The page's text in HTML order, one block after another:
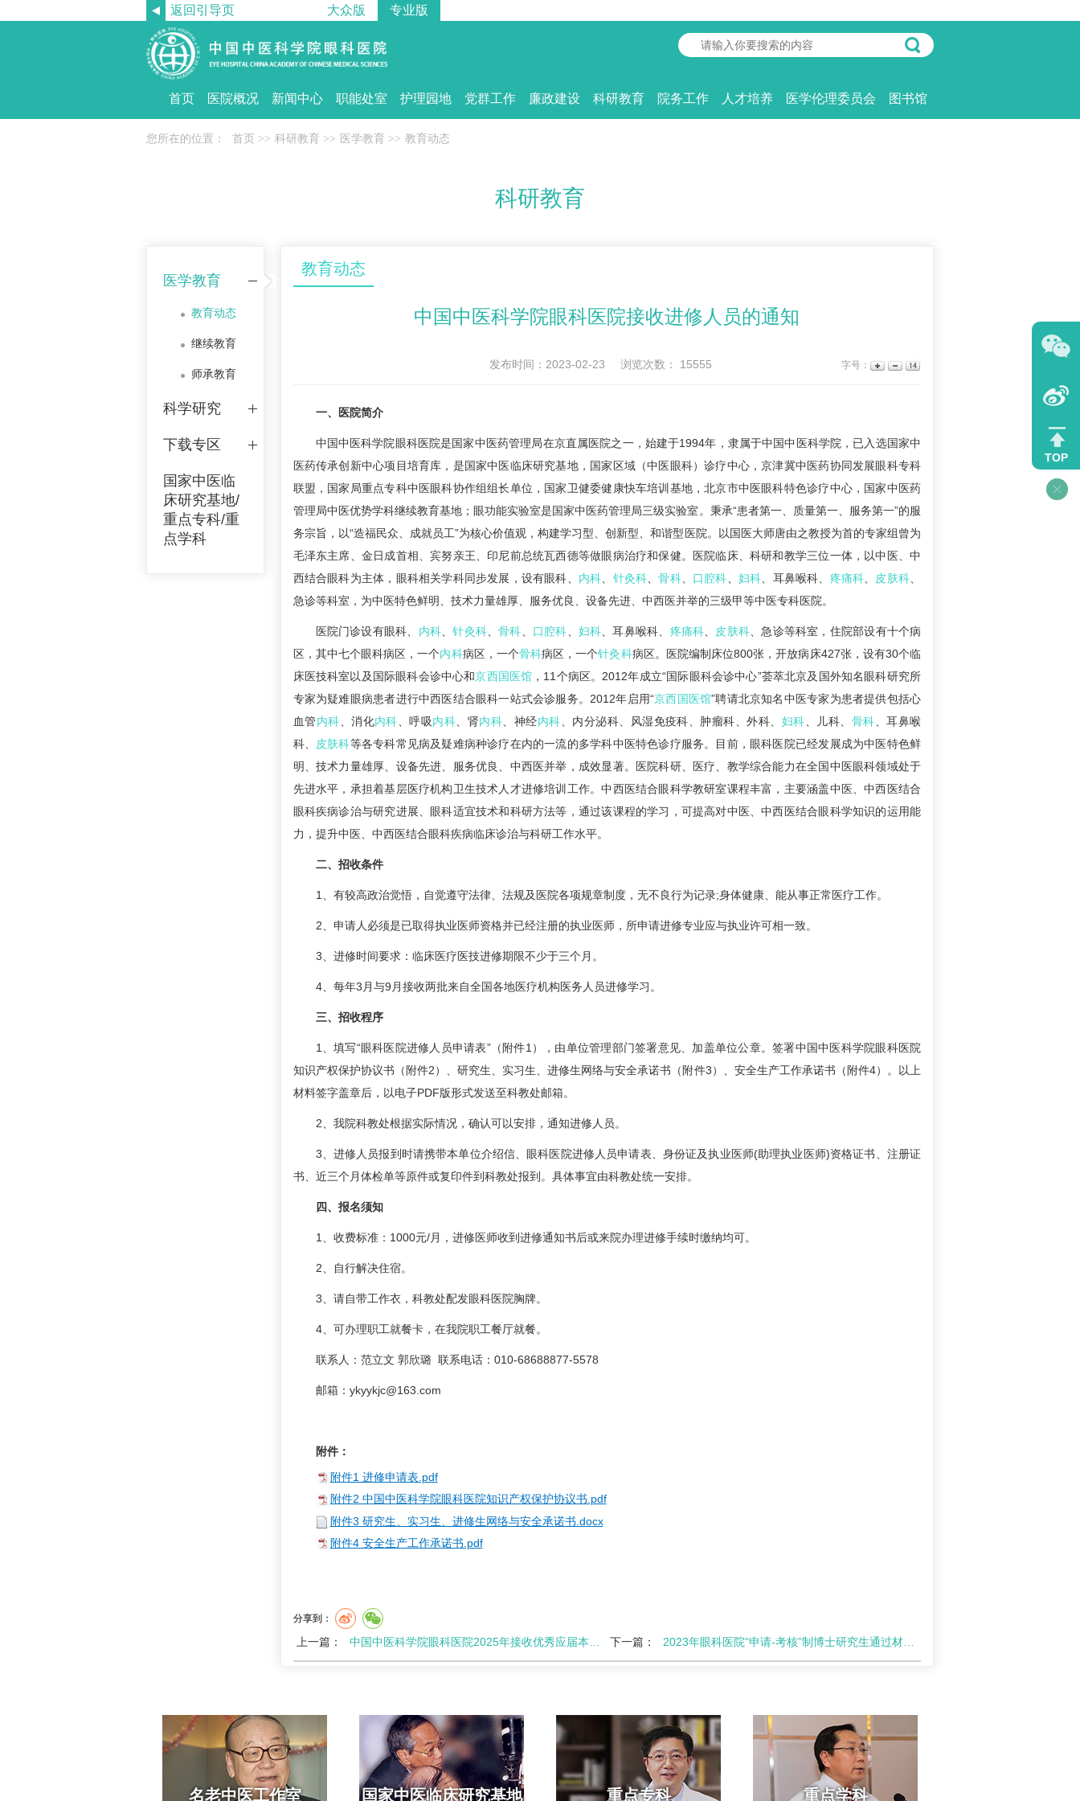
返回引导页 大众版 专业版
首页 医院概况 新闻中心 职能处室 护理园地 党群工作 廉政建设 科研教育 院务工作 人才培养 医学伦理委员会 图书馆
您所在的位置： 首页 >> 科研教育 >> 医学教育 >> 教育动态
科研教育
医学教育
教育动态
继续教育
师承教育
科学研究
下载专区
国家中医临
床研究基地/
重点专科/重
点学科
教育动态
中国中医科学院眼科医院接收进修人员的通知
发布时间：2023-02-23 浏览次数： 15555 字号：
一、医院简介
中国中医科学院眼科医院是国家中医药管理局在京直属医院之一，始建于1994年，隶属于中国中医科学院，已入选国家中
医药传承创新中心项目培育库，是国家中医临床研究基地，国家区域（中医眼科）诊疗中心，京津冀中医药协同发展眼科专科
联盟，国家局重点专科中医眼科协作组组长单位，国家卫健委健康快车培训基地，北京市中医眼科特色诊疗中心，国家中医药
管理局中医优势学科继续教育基地；眼功能实验室是国家中医药管理局三级实验室。秉承“患者第一、质量第一、服务第一”的服
务宗旨，以“造福民众、成就员工”为核心价值观，构建学习型、创新型、和谐型医院。以国医大师唐由之教授为首的专家组曾为
毛泽东主席、金日成首相、宾努亲王、印尼前总统瓦西德等做眼病治疗和保健。医院临床、科研和教学三位一体，以中医、中
西结合眼科为主体，眼科相关学科同步发展，设有眼科、 内科 针灸科 、骨科、 口腔科 妇科 、耳鼻喉科、 疼痛科 皮肤科
急诊等科室，为中医特色鲜明、技术力量雄厚、服务优良、设备先进、中西医并举的三级甲等中医专科医院。
医院门诊设有眼科、 内科 、针灸科、骨科 口腔科 妇科 、耳鼻喉科、 疼痛科 皮肤科 、急诊等科室，住院部设有十个病
区，其中七个眼科病区，一个内科病区，一个骨科病区，一个针灸科病区。医院编制床位800张，开放病床427张，设有30个临
床医技科室以及国际眼科会诊中心和京西国医馆 ，11个病区。2012年成立“国际眼科会诊中心”荟萃北京及国外知名眼科研究所
专家为疑难眼病患者进行中西医结合眼科一站式会诊服务。2012年启用“京西国医馆”聘请北京知名中医专家为患者提供包括心
血管内科 、消化内科 、呼吸内科 、肾内科 、神经内科 、内分泌科、风湿免疫科、肿瘤科、外科、 妇科 、儿科、 骨科 、耳鼻喉
科、
皮肤科等各专科常见病及疑难病种诊疗在内的一流的多学科中医特色诊疗服务。目前，眼科医院已经发展成为中医特色鲜
明、技术力量雄厚、设备先进、服务优良、中西医并举，成效显著。医院科研、医疗、教学综合能力在全国中医眼科领域处于
先进水平，承担着基层医疗机构卫生技术人才进修培训工作。中西医结合眼科学教研室课程丰富，主要涵盖中医、中西医结合
眼科疾病诊治与研究进展、眼科适宜技术和科研方法等，通过该课程的学习，可提高对中医、中西医结合眼科学知识的运用能
力，提升中医、中西医结合眼科疾病临床诊治与科研工作水平。
二、招收条件
1、有较高政治觉悟，自觉遵守法律、法规及医院各项规章制度，无不良行为记录;身体健康、能从事正常医疗工作。
2、申请人必须是已取得执业医师资格并已经注册的执业医师，所申请进修专业应与执业许可相一致。
3、进修时间要求：临床医疗医技进修期限不少于三个月。
4、每年3月与9月接收两批来自全国各地医疗机构医务人员进修学习。
三、招收程序
1、填写“眼科医院进修人员申请表”（附件1），由单位管理部门签署意见、加盖单位公章。签署中国中医科学院眼科医院
知识产权保护协议书（附件2）、研究生、实习生、进修生网络与安全承诺书（附件3）、安全生产工作承诺书（附件4）。以上
材料签字盖章后，以电子PDF版形式发送至科教处邮箱。
2、我院科教处根据实际情况，确认可以安排，通知进修人员。
3、进修人员报到时请携带本单位介绍信、眼科医院进修人员申请表、身份证及执业医师(助理执业医师)资格证书、注册证
书、近三个月体检单等原件或复印件到科教处报到。具体事宜由科教处统一安排。
四、报名须知
1、收费标准：1000元/月，进修医师收到进修通知书后或来院办理进修手续时缴纳均可。
2、自行解决住宿。
3、请自带工作衣，科教处配发眼科医院胸牌。
4、可办理职工就餐卡，在我院职工餐厅就餐。
联系人：范立文 郭欣璐 联系电话：010-68688877-5578
邮箱：ykyykjc@163.com
附件：
附件1 进修申请表.pdf
附件2 中国中医科学院眼科医院知识产权保护协议书.pdf
附件3 研究生、实习生、进修生网络与安全承诺书.docx
附件4 安全生产工作承诺书.pdf
分享到：
上一篇： 中国中医科学院眼科医院2025年接收优秀应届本科毕业生免试攻读研究生复试实施细则 下一篇： 2023年眼科医院“申请-考核”制博士研究生通过材料审核进入考核人员结果公示
名老中医工作室 国家中医临床研究基地 重点专科 重点学科
TOP